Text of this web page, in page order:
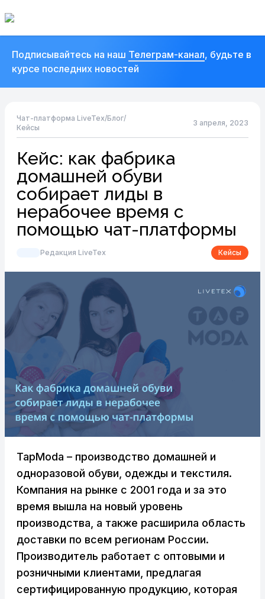
Подписывайтесь на наш Телеграм-канал, будьте в
курсе последних новостей
Чат-платформа LiveTex/Блог/
Кейсы
3 апреля, 2023
Кейс: как фабрика
домашней обуви
собирает лиды в
нерабочее время c
помощью чат-платформы
Редакция LiveTex Кейсы
TapModa – производство домашней и
одноразовой обуви, одежды и текстиля.
Компания на рынке с 2001 года и за это
время вышла на новый уровень
производства, а также расширила область
доставки по всем регионам России.
Производитель работает с оптовыми и
розничными клиентами, предлагая
сертифицированную продукцию, которая